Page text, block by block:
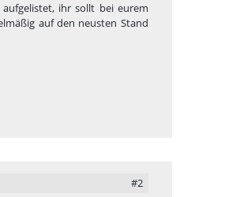
ihr sollt bei eurem
auf den neusten Stand
#2